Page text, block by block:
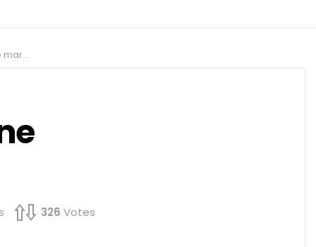
pas ?
326 Votes